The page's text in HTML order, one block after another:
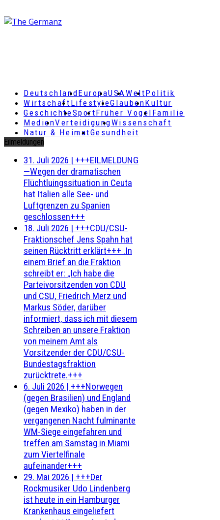
DeutschlandEuropaUSAWeltPolitik
Wirtschaft LifestyleGlaubenKultur
GeschichteSportFrüher Vogel Familie
MedienVerteidigungWissenschaft
Natur & HeimatGesundheit
Eilmeldungen
31. Juli 2026 | +++EILMELDUNG
—Wegen der dramatischen
Flüchtluingssituation in Ceuta
hat Italien alle See- und
Luftgrenzen zu Spanien
geschlossen+++
18. Juli 2026 | +++CDU/CSU-
Fraktionschef Jens Spahn hat
seinen Rücktritt erklärt+++ .In
einem Brief an die Fraktion
schreibt er: „Ich habe die
Parteivorsitzenden von CDU
und CSU, Friedrich Merz und
Markus Söder, darüber
informiert, dass ich mit diesem
Schreiben an unsere Fraktion
von meinem Amt als
Vorsitzender der CDU/CSU-
Bundestagsfraktion
zurücktrete.+++
6. Juli 2026 | +++Norwegen
(gegen Brasilien) und England
(gegen Mexiko) haben in der
vergangenen Nacht fulminante
WM-Siege eingefahren und
treffen am Samstag in Miami
zum Viertelfinale
aufeinander+++
29. Mai 2026 | +++Der
Rockmusiker Udo Lindenberg
ist heute in ein Hamburger
Krankenhaus eingeliefert